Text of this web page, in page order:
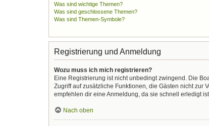
Was sind wichtige Themen?
Was sind geschlossene Themen?
Was sind Themen-Symbole?
Registrierung und Anmeldung
Wozu muss ich mich registrieren?
Eine Registrierung ist nicht unbedingt zwingend. Die
Zugriff auf zusätzliche Funktionen, die Gästen nicht zur
empfehlen dir eine Anmeldung, da sie schnell erledigt
Nach oben